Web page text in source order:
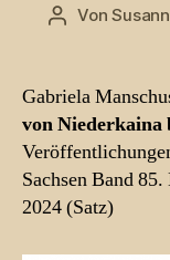
Beitragsautor
Von
Gabriela
von Niederkaina
Sachsen Band
2024 (Satz)